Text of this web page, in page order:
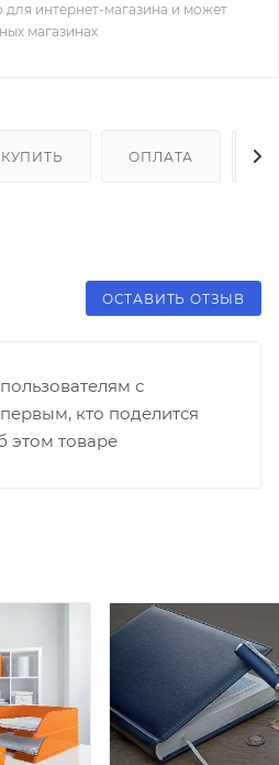
для интернет-магазина и может
магазинах
ОПЛАТА
ОСТАВИТЬ ОТЗЫВ
с
кто поделится
этом товаре